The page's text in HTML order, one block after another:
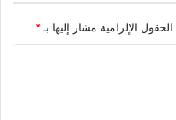
الحقول الإلزامية مشار إليها بـ*